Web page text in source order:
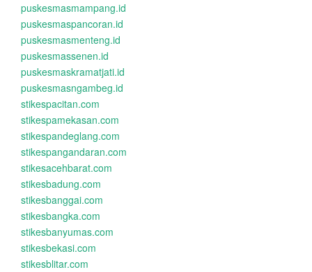
puskesmasmampang.id
puskesmaspancoran.id
puskesmasmenteng.id
puskesmassenen.id
puskesmaskramatjati.id
puskesmasngambeg.id
stikespacitan.com
stikespamekasan.com
stikespandeglang.com
stikespangandaran.com
stikesacehbarat.com
stikesbadung.com
stikesbanggai.com
stikesbangka.com
stikesbanyumas.com
stikesbekasi.com
stikesblitar.com